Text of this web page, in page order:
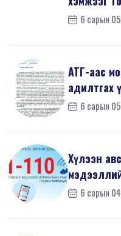
хор...6 сарын
АТГ-аас
адилтгах
6 сарын
Хүлээн
шин...
6 сарын